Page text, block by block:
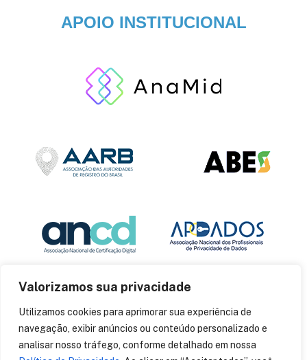
Valorizamos sua privacidade
Utilizamos cookies para aprimorar sua experiência de
navegação, exibir anúncios ou conteúdo personalizado e
analisar nosso tráfego, conforme detalhado em nossa
APOIO INSTITUCIONAL